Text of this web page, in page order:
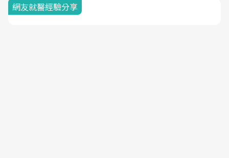
網友就醫經驗分享